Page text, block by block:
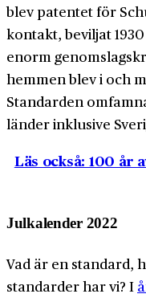
blev patentet för
kontakt, beviljat
enorm
hemmen blev i och
Standarden
länder inklusive
Läs också: 100 år
Julkalender 2022
Vad är en standard,
standarder har vi? I